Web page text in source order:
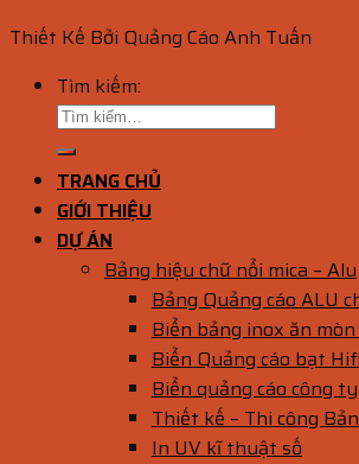
Thiết Kế Bởi Quảng Cáo Anh Tuấn
Tìm kiếm:
TRANG CHỦ
GIỚI THIỆU
DỰ ÁN
Bảng hiệu chữ nổi mica – Alu
Bảng Quảng cáo ALU
Biển bảng inox ăn
Biển Quảng cáo bạt
Biển quảng cáo công ty
Thiết kế – Thi công
In UV kĩ thuật số